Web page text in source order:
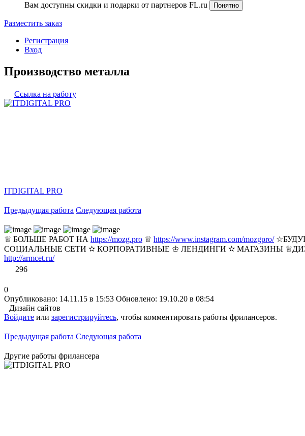
Вам доступны скидки и подарки от партнеров FL.ru
Понятно
Разместить заказ
Регистрация
Вход
Производство металла
Ссылка на работу
ITDIGITAL PRO
Предыдущая работа Следующая работа
♕ БОЛЬШЕ РАБОТ НА https://mozg.pro ♕ https://www.instagram.com/mozgpro/
СОЦИАЛЬНЫЕ СЕТИ ✫ КОРПОРАТИВНЫЕ ♔ ЛЕНДИНГИ ✫ МАГАЗИНЫ ♕ДИЗАЙН
http://armcet.ru/
296
0
Опубликовано: 14.11.15 в 15:53 Обновлено: 19.10.20 в 08:54
Дизайн сайтов
Войдите или зарегистрируйтесь, чтобы комментировать работы фрилансеров.
Предыдущая работа Следующая работа
Другие работы фрилансера